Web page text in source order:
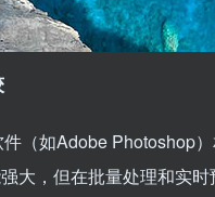
（如Adobe Photoshop
大，但在批量处理和实